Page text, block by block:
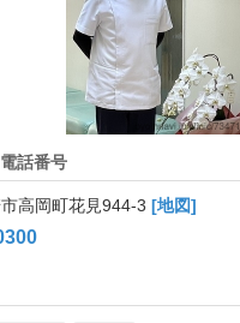
話番号
高岡町花見944-3 [地図]